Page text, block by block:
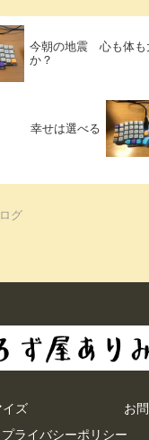
今朝の地震 心も体も
か？
幸せは選べる
グ
ズ
お
プライバシーポリシー